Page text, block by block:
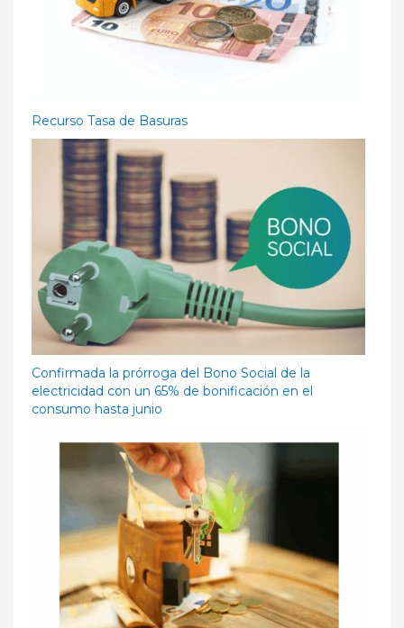
Recurso Tasa de Basuras
Confirmada la prórroga del Bono Social de la
electricidad con un 65% de bonificación en el
consumo hasta junio